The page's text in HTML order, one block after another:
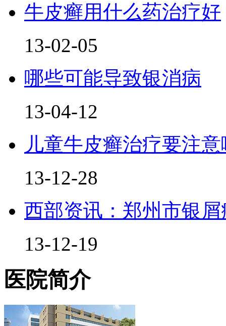
牛皮癣用什么药治疗好
13-02-05
哪些可能导致银消病
13-04-12
儿童牛皮癣治疗要注
13-12-28
西部资讯：郑州市银
13-12-19
医院简介